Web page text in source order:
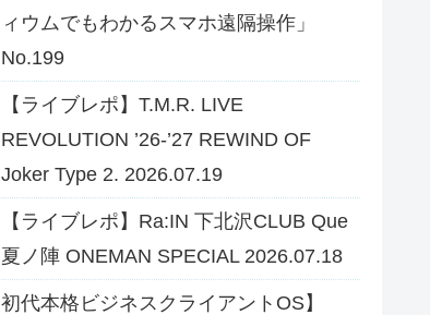
ィウムでもわかるスマホ遠隔操作」
No.199
【ライブレポ】T.M.R. LIVE
REVOLUTION ’26-’27 REWIND OF
Joker Type 2. 2026.07.19
【ライブレポ】Ra:IN 下北沢CLUB Que
夏ノ陣 ONEMAN SPECIAL 2026.07.18
初代本格ビジネスクライアントOS】